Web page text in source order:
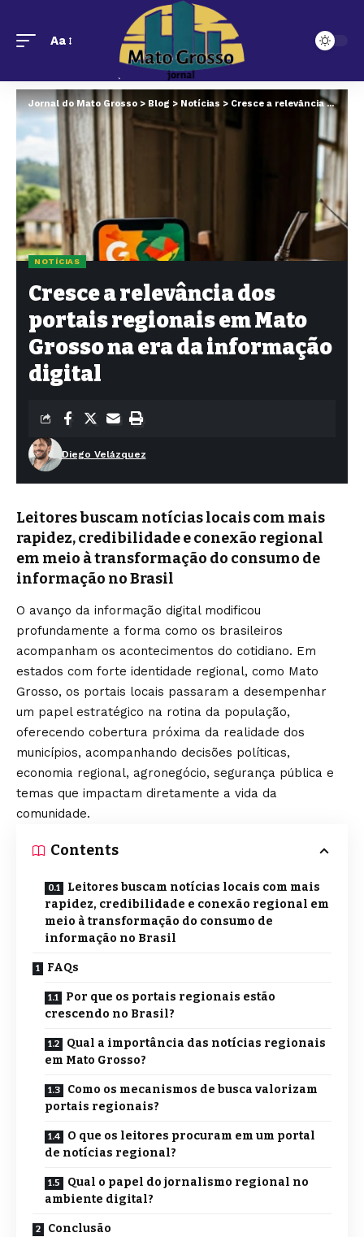
Aa
Jornal do Mato Grosso > Blog > Notícias > Cresce a relevância dos portais regionais em Mato Grosso na era da informação digital
NOTÍCIAS
Cresce a relevância dos
portais regionais em Mato
Grosso na era da informação
digital
Diego Velázquez
Leitores buscam notícias locais com mais
rapidez, credibilidade e conexão regional
em meio à transformação do consumo de
informação no Brasil
O avanço da informação digital modificou
profundamente a forma como os brasileiros
acompanham os acontecimentos do cotidiano. Em
estados com forte identidade regional, como Mato
Grosso, os portais locais passaram a desempenhar
um papel estratégico na rotina da população,
oferecendo cobertura próxima da realidade dos
municípios, acompanhando decisões políticas,
economia regional, agronegócio, segurança pública e
temas que impactam diretamente a vida da
comunidade.
Contents
Leitores buscam notícias locais com mais
rapidez, credibilidade e conexão regional em
meio à transformação do consumo de
informação no Brasil
FAQs
Por que os portais regionais estão
crescendo no Brasil?
Qual a importância das notícias regionais
em Mato Grosso?
Como os mecanismos de busca valorizam
portais regionais?
O que os leitores procuram em um portal
de notícias regional?
Qual o papel do jornalismo regional no
ambiente digital?
Conclusão